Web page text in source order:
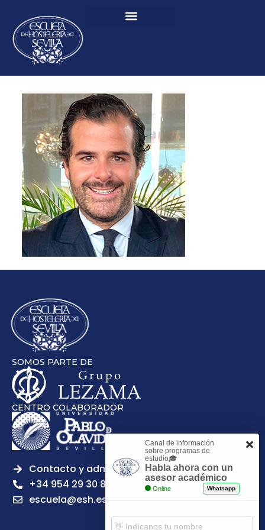
SOMOS PARTE DE
CENTRO COLABORADOR
Contacto y admisiones
+34 954 29 30 81
escuela@esh.es
Canal de información
sobre programas de
estudio🎓
Habla ahora con un
asesor académico
Online Whatsapp